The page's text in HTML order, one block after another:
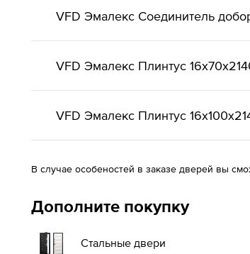
VFD Эмалекс Соединитель
VFD Эмалекс Плинтус
VFD Эмалекс Плинтус
В случае особеностей в заказе дверей вы
Дополните покупку
Стальные двери